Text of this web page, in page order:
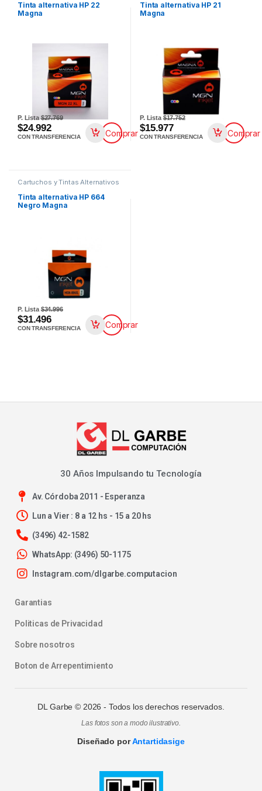
Tinta alternativa HP 22
Magna
P. Lista$27.769
$24.992
CON TRANSFERENCIA Comprar
Tinta alternativa HP 21
Magna
P. Lista$17.752
$15.977
CON TRANSFERENCIA Comprar
Cartuchos y Tintas Alternativos
Tinta alternativa HP 664
Negro Magna
P. Lista$34.996
$31.496
CON TRANSFERENCIA Comprar
30 Años Impulsando tu Tecnología
Av. Córdoba 2011 - Esperanza
Lun a Vier : 8 a 12 hs - 15 a 20 hs
(3496) 42-1582
WhatsApp: (3496) 50-1175
Instagram.com/dlgarbe.computacion
Garantias
Politicas de Privacidad
Sobre nosotros
Boton de Arrepentimiento
DL Garbe © 2026 - Todos los derechos reservados.
Las fotos son a modo ilustrativo.
Diseñado porAntartidasige